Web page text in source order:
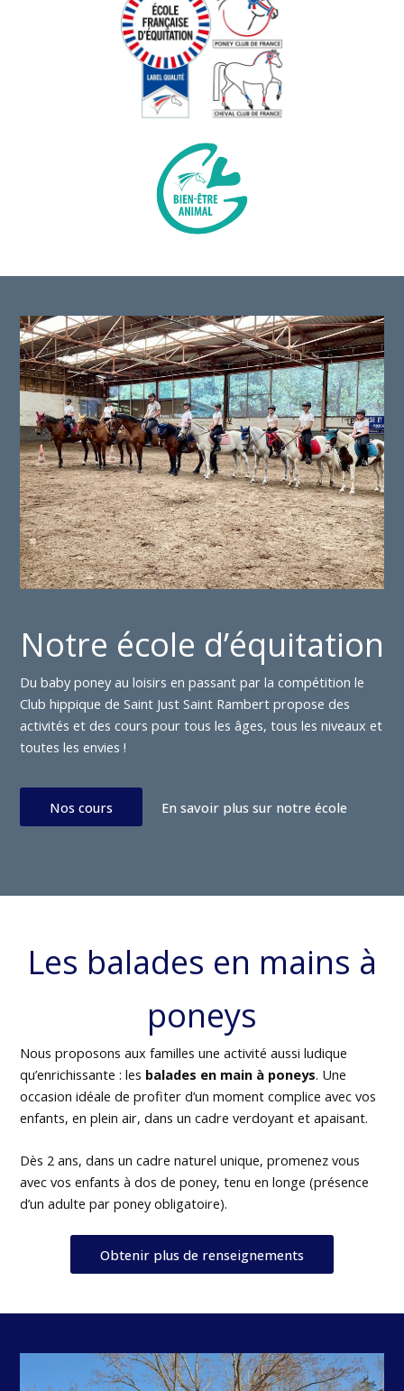
Notre école d’équitation
Du baby poney au loisirs en passant par la compétition le
Club hippique de Saint Just Saint Rambert propose des
activités et des cours pour tous les âges, tous les niveaux et
toutes les envies !
Nos cours En savoir plus sur notre école
Les balades en mains à
poneys
Nous proposons aux familles une activité aussi ludique
qu’enrichissante : les balades en main à poneys. Une
occasion idéale de profiter d’un moment complice avec vos
enfants, en plein air, dans un cadre verdoyant et apaisant.
Dès 2 ans, dans un cadre naturel unique, promenez vous
avec vos enfants à dos de poney, tenu en longe (présence
d’un adulte par poney obligatoire).
Obtenir plus de renseignements